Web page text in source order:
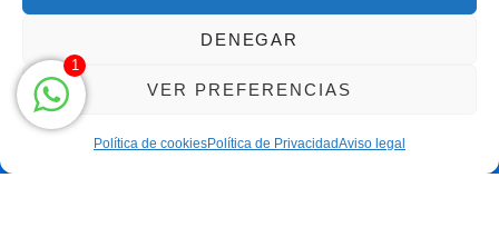
DENEGAR
VER PREFERENCIAS
Política de cookiesPolítica de PrivacidadAviso legal
Clic para llamar solo de 9h a 21h
1